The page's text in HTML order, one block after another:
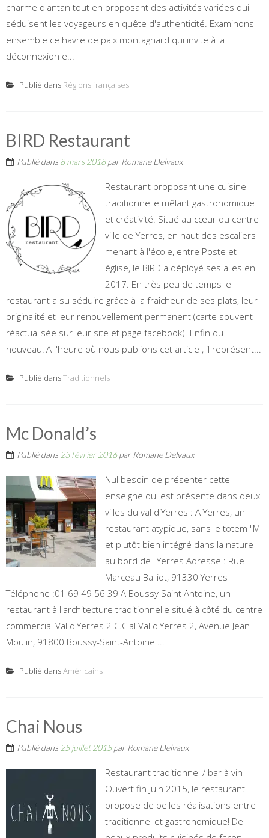
charme d'antan tout en proposant des activités variées qui
séduisent les voyageurs en quête d'authenticité. Examinons
ensemble ce havre de paix montagnard qui invite à la
déconnexion e...
Publié dans Régions françaises
BIRD Restaurant
Publié dans8 mars 2018par Romane Delvaux
Restaurant proposant une cuisine
traditionnelle mêlant gastronomique
et créativité. Situé au cœur du centre
ville de Yerres, en haut des escaliers
menant à l'école, entre Poste et
église, le BIRD a déployé ses ailes en
2017. En très peu de temps le
restaurant a su séduire grâce à la fraîcheur de ses plats, leur
originalité et leur renouvellement permanent (carte souvent
réactualisée sur leur site et page facebook). Enfin du
nouveau! A l'heure où nous publions cet article , il représent...
Publié dansTraditionnels
Mc Donald’s
Publié dans 23 février 2016 par Romane Delvaux
Nul besoin de présenter cette
enseigne qui est présente dans deux
villes du val d'Yerres : A Yerres, un
restaurant atypique, sans le totem "M"
et plutôt bien intégré dans la nature
au bord de l'Yerres Adresse : Rue
Marceau Balliot, 91330 Yerres
Téléphone :01 69 49 56 39 A Boussy Saint Antoine, un
restaurant à l'architecture traditionnelle situé à côté du centre
commercial Val d'Yerres 2 C.Cial Val d'Yerres 2, Avenue Jean
Moulin, 91800 Boussy-Saint-Antoine ...
Publié dansAméricains
Chai Nous
Publié dans 25 juillet 2015par Romane Delvaux
Restaurant traditionnel / bar à vin
Ouvert fin juin 2015, le restaurant
propose de belles réalisations entre
traditionnel et gastronomique! De